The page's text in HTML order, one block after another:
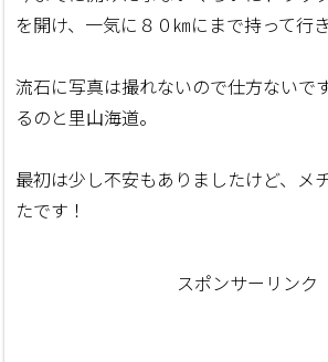
を開け、一気に８０㎞にまで持って行き
流石に写真は撮れないので仕方ないで
るのと里山海道。
最初は少し不安もありましたけど、メ
たです！
スポンサーリンク